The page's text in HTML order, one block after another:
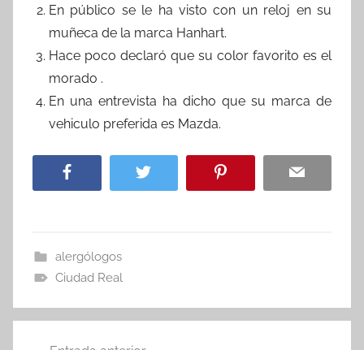
En público se le ha visto con un reloj en su
muñeca de la marca Hanhart.
Hace poco declaró que su color favorito es el
morado .
En una entrevista ha dicho que su marca de
vehiculo preferida es Mazda.
alergólogos
Ciudad Real